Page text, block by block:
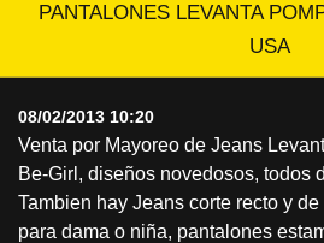
PANTALONES LEVANTA
USA
08/02/2013 10:20
Venta por Mayoreo de Jeans
Be-Girl, diseños novedosos, todos
Tambien hay Jeans corte recto y
para dama o niña, pantalones